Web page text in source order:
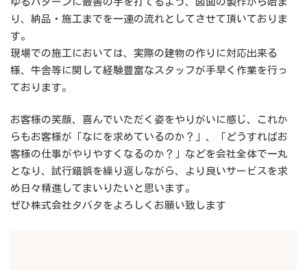
り、納品・施工までを一連の流れとしてさせて頂いておりま
す。
現場での施工においては、実際の建物の作りに対応出来る
様、牛舎等に関して経験豊富なスタッフが手早く作業を行っ
ております。
お客様の笑顔、喜んでいただく姿をやりがいに感じ、これか
らもお客様が「なにを求めているのか？」、「どうすればお
客様の仕事がやりやすくなるのか？」などを会社全体で一丸
となり、試行錯誤を繰り返しながら、より良いサービスを求
め日々精進してまいりたいと思います。
ぜひ株式会社タバタをよろしくお願い致します